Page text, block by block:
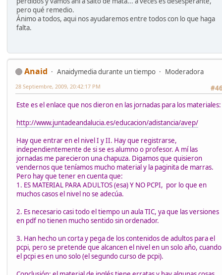
pero qué remedio.
Ánimo a todos, aqui nos ayudaremos entre todos con lo que haga
falta.
Anaid Anaidymedia durante un tiempo
Moderadora
28 Septiembre, 2009, 20:42:17 PM
Este es el enlace que nos dieron en las jornadas para los materiales:
http://www.juntadeandalucia.es/educacion/adistancia/avep/
Hay que entrar en el nivel I y II. Hay que registrarse,
independientemente de si se es alumno o profesor. A mí las
jornadas me parecieron una chapuza. Digamos que quisieron
vendernos que teníamos mucho material y la paginita de marras.
Pero hay que tener en cuenta que:
1. ES MATERIAL PARA ADULTOS (esa) Y NO PCPI, por lo que en
muchos casos el nivel no se adecúa.
2. Es necesario casi todo el tiempo un aula TIC, ya que las versiones
en pdf no tienen mucho sentido sin ordenador.
3. Han hecho un corta y pega de los contenidos de adultos para el
pcpi, pero se pretende que alcancen el nivel en un solo año, cuando
el pcpi es en uno solo (el segundo curso de pcpi).